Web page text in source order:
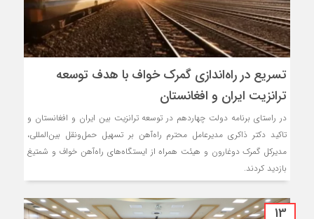
تسریع در راه‌اندازی گمرک خواف با هدف توسعه
ترانزیت ایران و افغانستان
در راستای برنامه دولت چهاردهم در توسعه ترانزیت بین ایران و افغانستان و
تاکید دکتر ذاکری مدیرعامل محترم راه‌آهن بر تسهیل حمل‌ونقل بین‌المللی،
مدیرکل گمرک دوغارون و هیئت همراه از ایستگاه‌های راه‌آهن خواف و شمتیغ
بازدید کردند.
13